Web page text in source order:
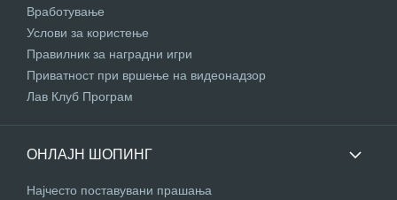
Вработување
Услови за користење
Правилник за наградни игри
Приватност при вршење на видеонадзор
Лав Клуб Програм
ОНЛАЈН ШОПИНГ
Најчесто поставувани прашања